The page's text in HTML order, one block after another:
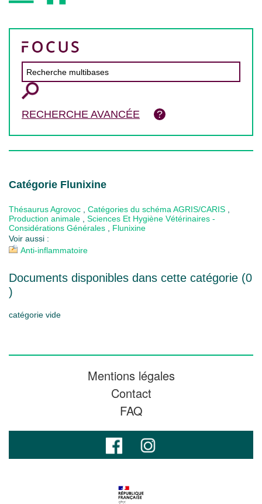
RECHERCHE AVANCÉE
Catégorie Flunixine
Thésaurus Agrovoc Catégories du schéma AGRIS/CARIS
Production animale
Sciences Et Hygiène Vétérinaires -
Considérations Générales
Flunixine
Voir aussi :
Anti-inflammatoire
Documents disponibles dans cette catégorie (0
)
catégorie vide
Mentions légales
Contact
FAQ